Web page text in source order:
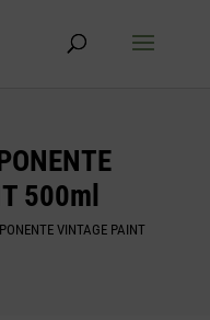
500ml
VINTAGE PAINT